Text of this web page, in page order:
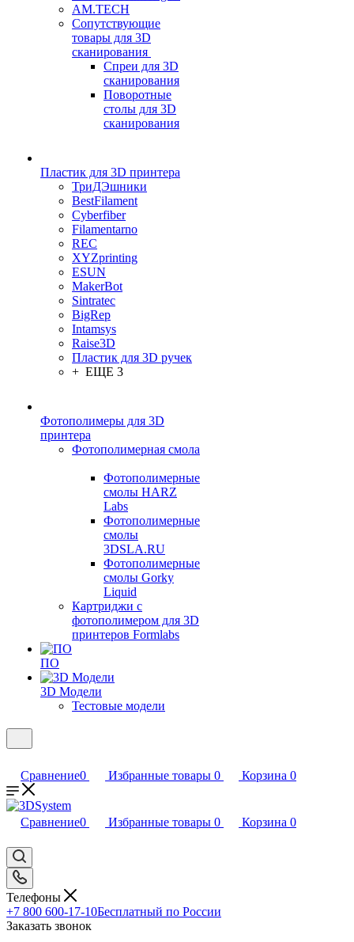
AM.TECH
Сопутствующие
товары для 3D
сканирования
Спреи для 3D
сканирования
Поворотные
столы для 3D
сканирования
Пластик для 3D принтера
ТриДЭшники
BestFilament
Cyberfiber
Filamentarno
REC
XYZprinting
ESUN
MakerBot
Sintratec
BigRep
Intamsys
Raise3D
Пластик для 3D ручек
+ ЕЩЕ 3
Фотополимеры для 3D
принтера
Фотополимерная смола
Фотополимерные
смолы HARZ
Labs
Фотополимерные
смолы
3DSLA.RU
Фотополимерные
смолы Gorky
Liquid
Картриджи с
фотополимером для 3D
принтеров Formlabs
ПО
3D Модели
Тестовые модели
Сравнение0 Избранные товары 0 Корзина 0
Сравнение0 Избранные товары 0 Корзина 0
Телефоны
+7 800 600-17-10Бесплатный по России
Заказать звонок